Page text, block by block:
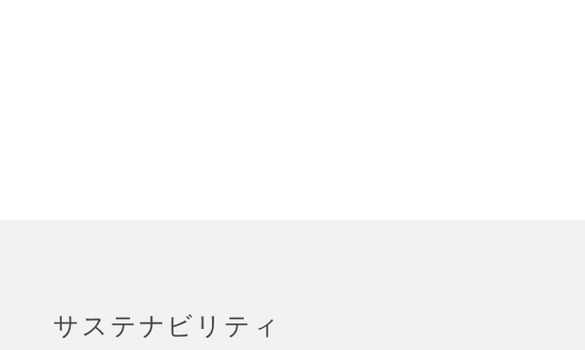
サステナビリティ